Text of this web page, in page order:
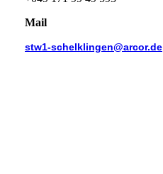
Mail
stw1-schelklingen@arcor.de